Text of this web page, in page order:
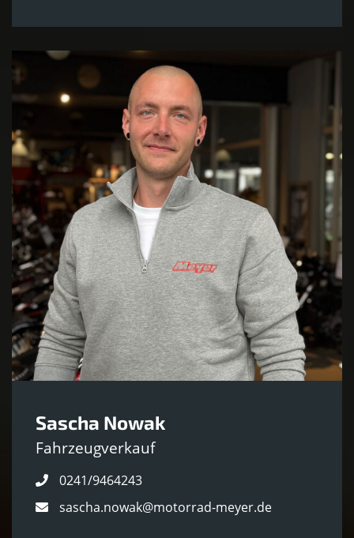
Sascha Nowak
Fahrzeugverkauf
0241/9464243
sascha.nowak@motorrad-meyer.de